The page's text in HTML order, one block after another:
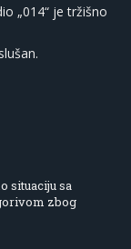
„014“ je tržišno
situaciju sa
zbog